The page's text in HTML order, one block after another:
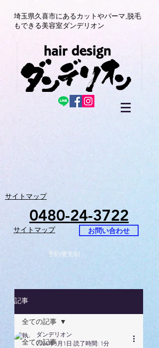
埼玉県久喜市にあるカットやパーマ, 脱毛
もできる美容室ダンデリオン
サイトマップ
0480-24-3722
サイトマップ お問い合わせ
予約優先制
記事
全ての記事
全ての記事
ダンデリオン
2024年5月1日 読了時間: 1分